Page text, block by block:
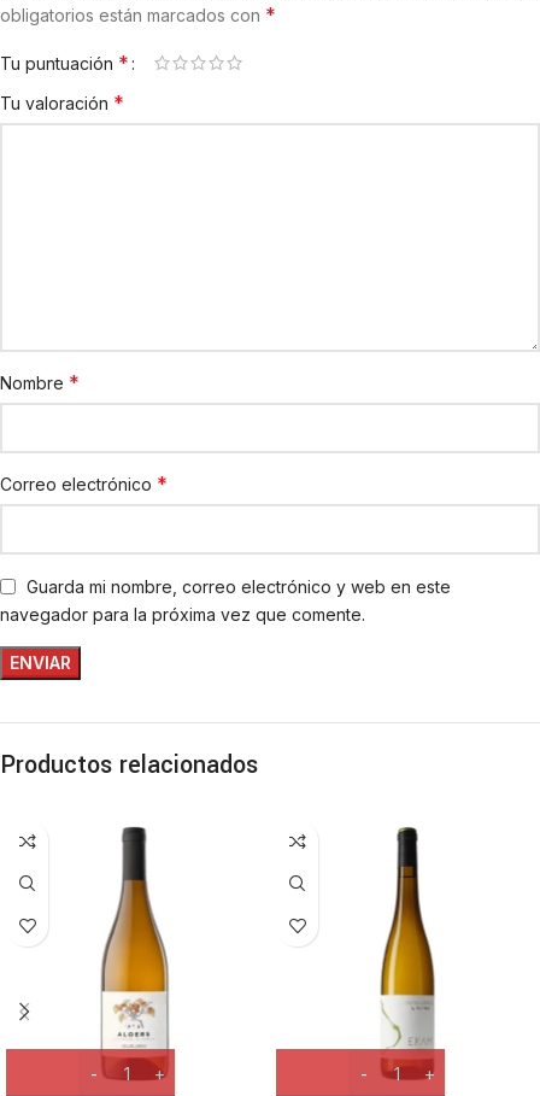
obligatorios están marcados con *
Tu puntuación *
Tu valoración *
Nombre *
Correo electrónico *
Guarda mi nombre, correo electrónico y web en este
navegador para la próxima vez que comente.
Productos relacionados